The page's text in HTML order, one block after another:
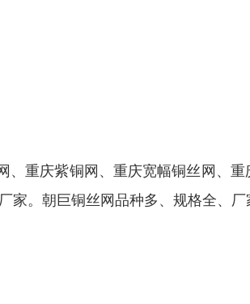
重庆紫铜网、重庆宽幅铜丝网、
家。朝巨铜丝网品种多、规格全、